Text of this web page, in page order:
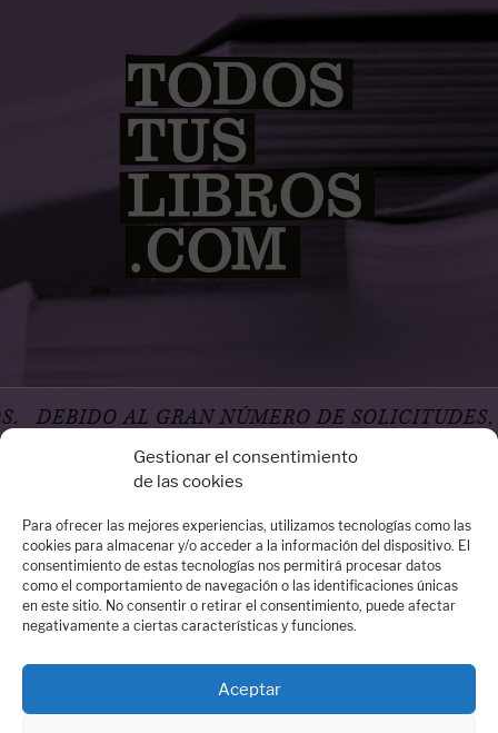
Gestionar el consentimiento
de las cookies
Para ofrecer las mejores experiencias, utilizamos tecnologías como las
cookies para almacenar y/o acceder a la información del dispositivo. El
consentimiento de estas tecnologías nos permitirá procesar datos
como el comportamiento de navegación o las identificaciones únicas
en este sitio. No consentir o retirar el consentimiento, puede afectar
negativamente a ciertas características y funciones.
Aceptar
AL GRAN NÚMERO DE SOLICITUDES, LA
Oficina Madrid
Calle Arrieta, 14 – 3º Dcha - 28013 Madrid
Contacta con nosotros:contacto@dospassos.es